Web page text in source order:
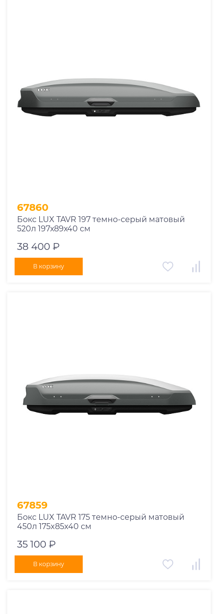
67860
Бокс LUX TAVR 197 темно-серый матовый
520л 197х89х40 см
38 400 ₽
В корзину
67859
Бокс LUX TAVR 175 темно-серый матовый
450л 175x85x40 см
35 100 ₽
В корзину